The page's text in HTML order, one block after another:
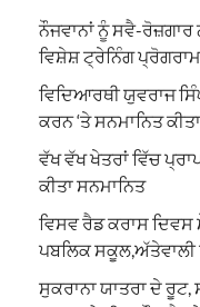
ਨੌਜਵਾਨਾਂ ਨੂੰ ਸਵੈ-
ਵਿਸ਼ੇਸ਼ ਟ੍ਰੇਨਿੰਗ
ਵਿਦਿਆਰਥੀ ਯੁਵਰਾਜ
ਕਰਨ ‘ਤੇ ਸਨਮਾਨਿਤ ਕੀਤਾ
ਵੱਖ ਵੱਖ ਖੇਤਰਾਂ ਵਿੱਚ
ਕੀਤਾ ਸਨਮਾਨਿਤ
ਵਿਸਵ ਰੈਡ ਕਰਾਸ
ਪਬਲਿਕ ਸਕੂਲ,ਅੱਤੇਵਾਲੀ
ਸੁਕਰਾਨਾ ਯਾਤਰਾ ਦੇ